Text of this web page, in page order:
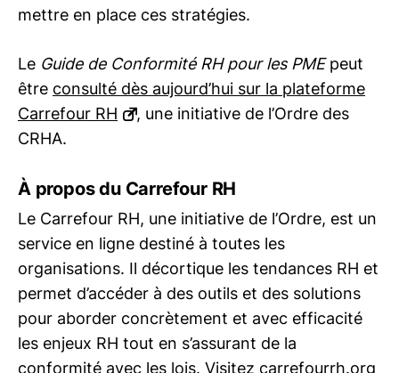
mettre en place ces stratégies.
Le Guide de Conformité RH pour les PMEpeut
être consulté dès aujourd’hui sur la plateforme
Carrefour RH
, une initiative de l’Ordre des
CRHA.
À propos du Carrefour RH
Le Carrefour RH, une initiative de l’Ordre, est un
service en ligne destiné à toutes les
organisations. Il décortique les tendances RH et
permet d’accéder à des outils et des solutions
pour aborder concrètement et avec efficacité
les enjeux RH tout en s’assurant de la
conformité avec les lois. Visitez carrefourrh.org